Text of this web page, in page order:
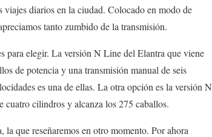
diarios en la ciudad. Colocado en modo de
tanto zumbido de la transmisión.
para elegir. La versión N Line del Elantra que viene
de potencia y ​​una transmisión manual de seis
es una de ellas. La otra opción es la versión N
cilindros y alcanza los 275 caballos.
que reseñaremos en otro momento. Por ahora